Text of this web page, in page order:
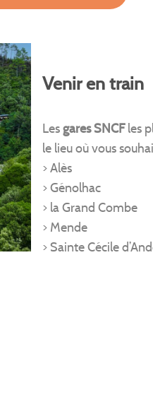
Venir en train
Lesgares SNCFles
le lieu où vous
> Alès
> Génolhac
> la Grand Combe
> Mende
> Sainte Cécile